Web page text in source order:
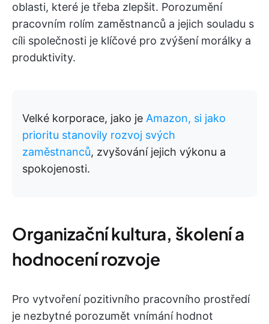
oblasti, které je třeba zlepšit. Porozumění
pracovním rolím zaměstnanců a jejich souladu s
cíli společnosti je klíčové pro zvýšení morálky a
produktivity.
Velké korporace, jako je Amazon, si jako
prioritu stanovily rozvoj svých
zaměstnanců, zvyšování jejich výkonu a
spokojenosti.
Organizační kultura, školení a
hodnocení rozvoje
Pro vytvoření pozitivního pracovního prostředí
je nezbytné porozumět vnímání hodnot